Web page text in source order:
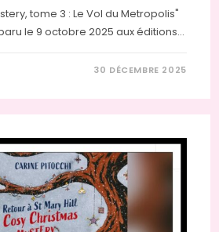
tome 3 : Le Vol du Metropolis"
le 9 octobre 2025 aux éditions…
30 DÉCEMBRE 2025